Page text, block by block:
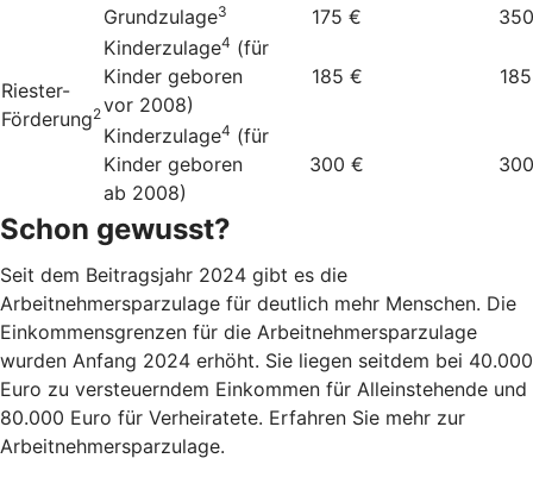
Riester-
Förderung2
Grundzulage3 175 €
Kinderzulage4 (für
Kinder geboren
vor 2008)
185 €
Kinderzulage4 (für
Kinder geboren
ab 2008)
300 €
Schon gewusst?
Seit dem Beitragsjahr 2024 gibt es die
Arbeitnehmersparzulage für deutlich mehr Menschen. Die
Einkommensgrenzen für die Arbeitnehmersparzulage
wurden Anfang 2024 erhöht. Sie liegen seitdem bei 40.000
Euro zu versteuerndem Einkommen für Alleinstehende und
80.000 Euro für Verheiratete. Erfahren Sie mehr zur
Arbeitnehmersparzulage.